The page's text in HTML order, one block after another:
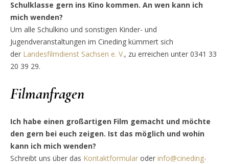
Schulklasse gern ins Kino kommen. An wen kann ich
mich wenden?
Um alle Schulkino und sonstigen Kinder- und
Jugendveranstaltungen im Cineding kümmert sich
der Landesfilmdienst Sachsen e. V., zu erreichen unter 0341 33
20 39 29.
Filmanfragen
Ich habe einen großartigen Film gemacht und möchte
den gern bei euch zeigen. Ist das möglich und wohin
kann ich mich wenden?
Schreibt uns über das Kontaktformular oder info@cineding-